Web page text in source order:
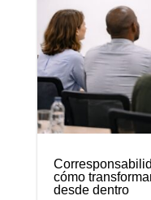
cómo
desde dentro